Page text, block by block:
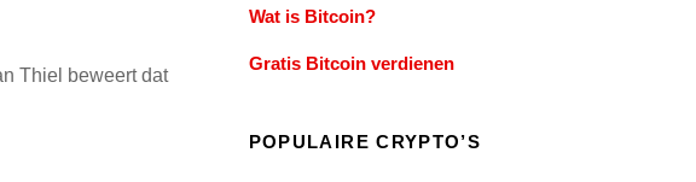
Thiel beweert dat
Wat is Bitcoin?
Gratis Bitcoin verdienen
POPULAIRE CRYPTO’S